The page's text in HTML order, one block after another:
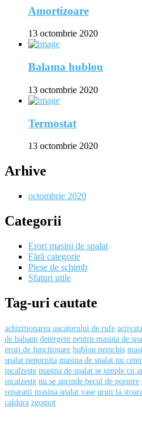
Amortizoare
13 octombrie 2020
Balama hublou
13 octombrie 2020
Termostat
13 octombrie 2020
Arhive
octombrie 2020
Categorii
Erori masini de spalat
Fără categorie
Piese de schimb
Sfaturi utile
Tag-uri cautate
achizitionarea uscatorului de rufe
de balsam detergent pentru masina de
erori de functionare hublou neinchis
spalat nepornita masina de spalat nu
incalzeste masina de spalat se umple cu
incalzeste nu se aprinde becul de pornire
reparatii masina spalat vase uruit la
caldura zgomot